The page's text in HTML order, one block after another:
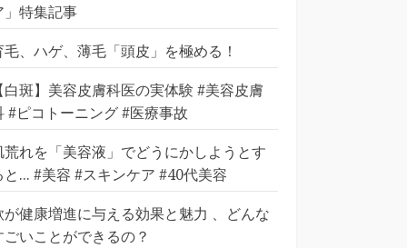
」特集記事
毛、ハゲ、薄毛「頭皮」を極める！
白斑】美容皮膚科医の実体験 #美容皮膚
#ピコトーニング #医療事故
荒れを「美容液」でどうにかしようとす
と... #美容 #スキンケア #40代美容
が健康増進に与える効果と魅力 、どんな
ごいことができるの？